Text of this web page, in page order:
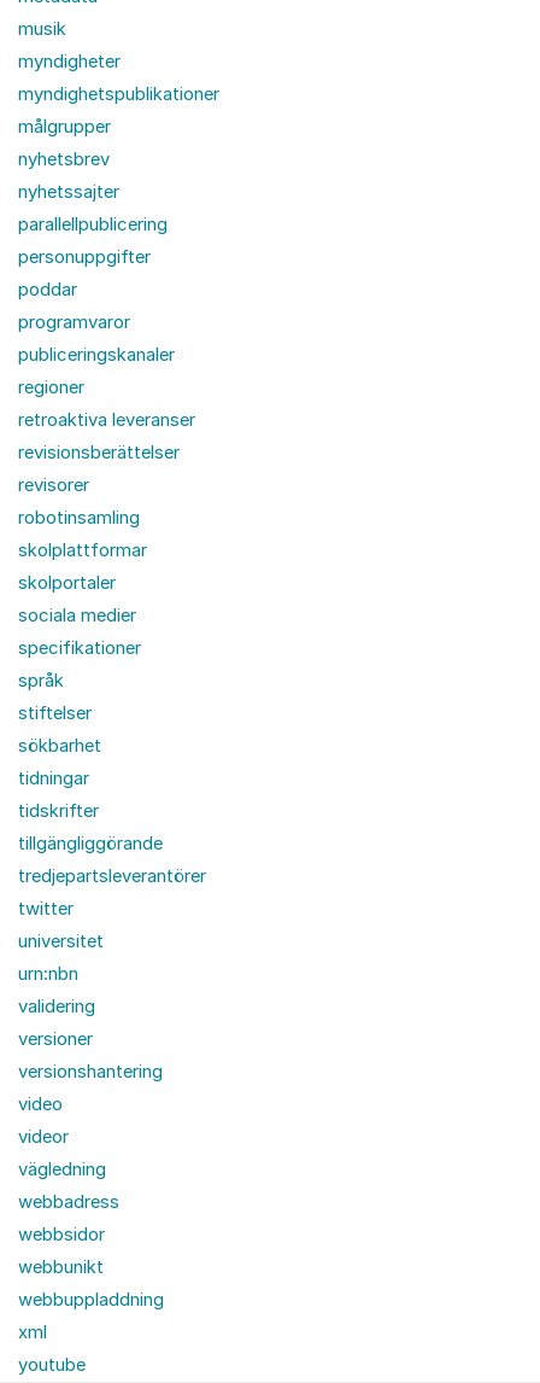
musik
myndigheter
myndighetspublikationer
målgrupper
nyhetsbrev
nyhetssajter
parallellpublicering
personuppgifter
poddar
programvaror
publiceringskanaler
regioner
retroaktiva leveranser
revisionsberättelser
revisorer
robotinsamling
skolplattformar
skolportaler
sociala medier
specifikationer
språk
stiftelser
sökbarhet
tidningar
tidskrifter
tillgängliggörande
tredjepartsleverantörer
twitter
universitet
urn:nbn
validering
versioner
versionshantering
video
videor
vägledning
webbadress
webbsidor
webbunikt
webbuppladdning
xml
youtube